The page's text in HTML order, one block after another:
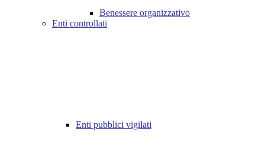
Benessere organizzativo
Enti controllati
Enti pubblici vigilati